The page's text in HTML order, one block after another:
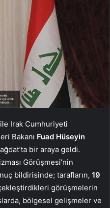
ile Irak Cumhuriyeti
Bakanı Fuad Hüseyin
bir araya geldi.
Görüşmesi’nin
bildirisinde; tarafların, 19
görüşmelerin
bölgesel gelişmeler ve